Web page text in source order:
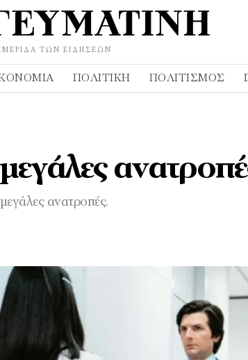
ΤΩΝ ΕΙΔΉΣΕΩΝ
ΠΟΛΙΤΙΚΉ ΠΟΛΙΤΙΣΜΌΣ
ανατροπές.